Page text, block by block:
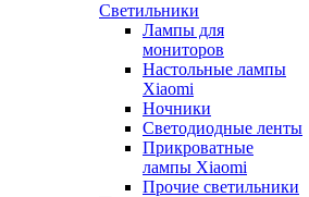
Светильники
Лампы для
мониторов
Настольные лампы
Xiaomi
Ночники
Светодиодные ленты
Прикроватные
лампы Xiaomi
Прочие светильники